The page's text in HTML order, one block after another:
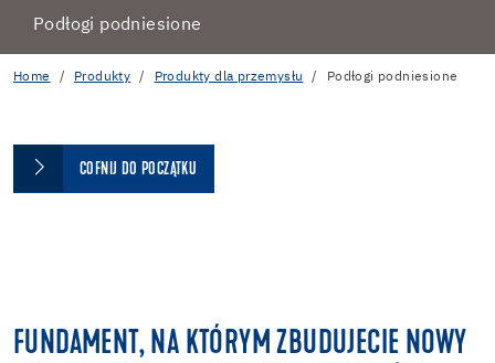
Podłogi podniesione
Home Produkty Produkty dla przemysłu Podłogi podniesione
COFNIJ DO POCZĄTKU
FUNDAMENT, NA KTÓRYM ZBUDUJECIE NOWY